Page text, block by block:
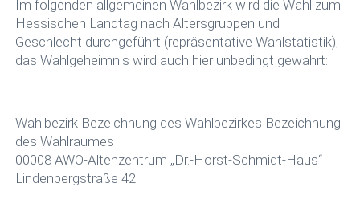
Im folgenden allgemeinen Wahlbezirk wird die Wahl zum
Hessischen Landtag nach Altersgruppen und
Geschlecht durchgeführt (repräsentative Wahlstatistik);
das Wahlgeheimnis wird auch hier unbedingt gewahrt:
Wahlbezirk Bezeichnung des Wahlbezirkes Bezeichnung
des Wahlraumes
00008 AWO-Altenzentrum „Dr.-Horst-Schmidt-Haus“
Lindenbergstraße 42